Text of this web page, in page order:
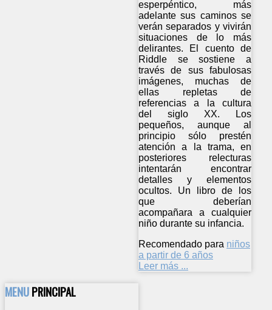
esperpéntico, más
adelante sus caminos se
verán separados y vivirán
situaciones de lo más
delirantes. El cuento de
Riddle se sostiene a
través de sus fabulosas
imágenes, muchas de
ellas repletas de
referencias a la cultura
del siglo XX. Los
pequeños, aunque al
principio sólo prestén
atención a la trama, en
posteriores relecturas
intentarán encontrar
detalles y elementos
ocultos. Un libro de los
que deberían
acompañara a cualquier
niño durante su infancia.
Recomendado para niños
a partir de 6 años
Leer más ...
MENUPRINCIPAL